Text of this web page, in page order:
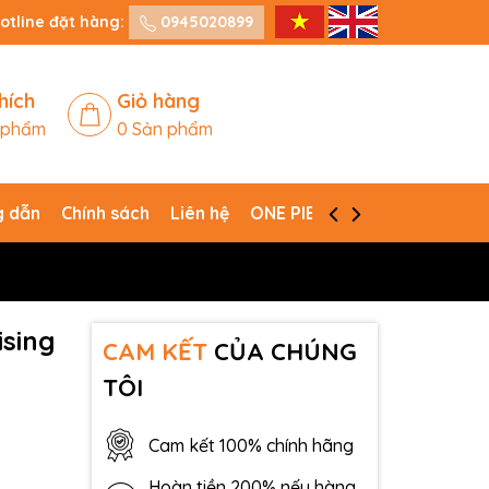
đặt hàng: 0945020899
Giỏ hàng
0 Sản phẩm
dẫn Chính sách Liên hệ ONE PIECE CARD GAME
CAM KẾTCỦA CHÚNG
TÔI
Cam kết 100% chính hãng